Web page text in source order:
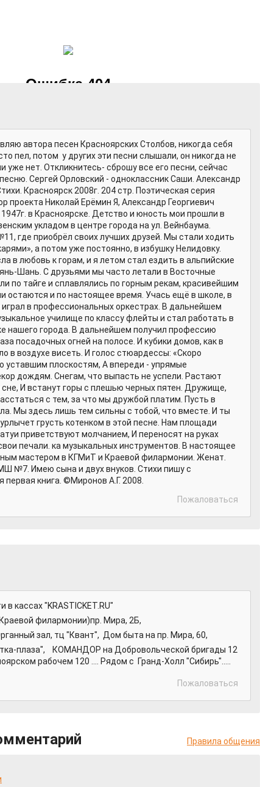
автора песен Красноярских Столбов, никогда себя
пел, потом у других эти песни слышали, он никогда не
уже нет. Откликнитесь- сброшу все его песни, сейчас
Сергей Орловский - одноклассник Саши. Александр
Красноярск 2008г. 204 стр. Поэтическая серия
проекта Николай Ерёмин Я, Александр Георгиевич
в Красноярске. Детство и юность мои прошли в
укладом в центре города на ул. Вейнбаума.
где приобрёл своих лучших друзей. Мы стали ходить
а потом уже постоянно, в избушку Нелидовку.
в любовь к горам, и я летом стал ездить в альпийские
Шань. С друзьями мы часто летали в Восточные
по тайге и сплавлялись по горным рекам, красивейшим
остаются и по настоящее время. Учась ещё в школе, в
в профессиональных оркестрах. В дальнейшем
училище по классу флейты и стал работать в
нашего города. В дальнейшем получил профессию
посадочных огней на полосе. И кубики домов, как в
в воздухе висеть. И голос стюардессы: «Скоро
уставшим плоскостям, А впереди - упрямые
дождям. Снегам, что выпасть не успели. Растают
сне, И встанут горы с плешью черных пятен. Дружище,
с тем, за что мы дружбой платим. Пусть в
Мы здесь лишь тем сильны с тобой, что вместе. И ты
грусть котенком в этой песне. Нам площади
приветствуют молчанием, И переносят на руках
печали. ка музыкальных инструментов. В настоящее
мастером в КГМиТ и Краевой филармонии. Женат.
№7. Имею сына и двух внуков. Стихи пишу с
книга. ©Миронов А.Г. 2008.
Пожаловаться
кассах "KRASTICKET.RU"
филармонии)пр. Мира, 2Б,
зал, тц "Квант", Дом быта на пр. Мира, 60,
плаза", КОМАНДОР на Добровольческой бригады 12
рабочем 120 .... Рядом с Гранд-Холл "Сибирь".....
Пожаловаться
Правила общения